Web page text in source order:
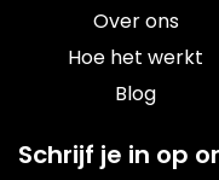
Over ons
Hoe het werkt
Blog
Schrijf je in op